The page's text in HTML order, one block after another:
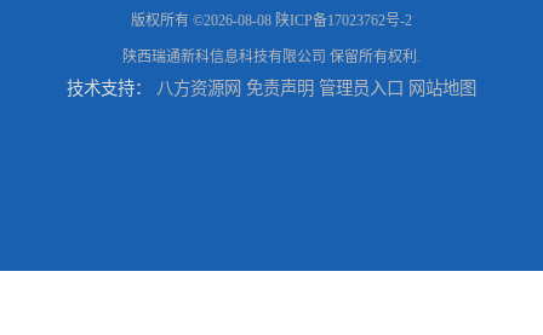
版权所有 ©2026-08-08 陕ICP备17023762号-2
陕西瑞通新科信息科技有限公司 保留所有权利.
技术支持： 八方资源网 免责声明 管理员入口 网站地图